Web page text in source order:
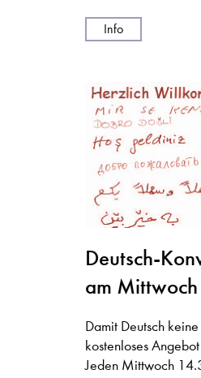
Info
Deutsch-
am Mittwoch
Damit Deutsch
kostenloses
Jeden Mittwoch